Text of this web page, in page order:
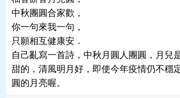
中秋團圓合家歡，
你一句來我一句，
只願相互健康安．
自己亂寫一首詩，中秋月圓人團圓，月兒
甜的，清風明月好，即使今年疫情仍不穩
圓的月亮喔。